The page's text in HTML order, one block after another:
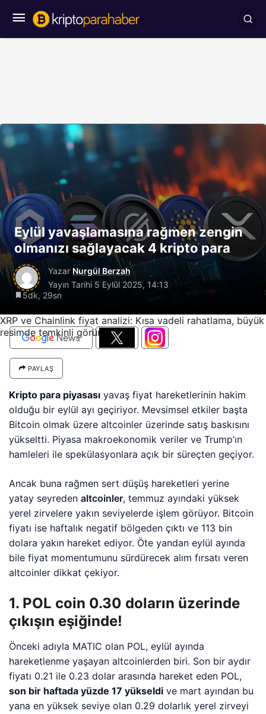
XRP ve Chainlink fiyat analizi: Kısa vadeli rahatlama, büyük
resimde temkinli görünüm
Eylül yavaşlamasına rağmen zengin
olmanızı sağlayacak 4 kripto para
YazarNurgül Berzah
Yayın Tarihi 5 Eylül 2025, 14:13
5dk, 29sn
PAYLAŞ
Kripto para piyasası yavaş fiyat hareketlerinin hakim
olduğu bir eylül ayı geçiriyor. Mevsimsel etkiler başta
Bitcoin olmak üzere altcoinler üzerinde satış baskısını
yükseltti. Piyasa makroekonomik veriler ve Trump’ın
hamleleri ile spekülasyonlara açık bir süreçten geçiyor.
Ancak buna rağmen sert düşüş hareketleri yerine
yatay seyredenaltcoinler, temmuz ayındaki yüksek
yerel zirvelere yakın seviyelerde işlem görüyor. Bitcoin
fiyatı ise haftalık negatif bölgeden çıktı ve 113 bin
dolara yakın hareket ediyor. Öte yandan eylül ayında
bile fiyat momentumunu sürdürecek alım fırsatı veren
altcoinler dikkat çekiyor.
1. POL coin 0.30 doların üzerinde
çıkışın eşiğinde!
Önceki adıyla MATIC olan POL, eylül ayında
hareketlenme yaşayan altcoinlerden biri. Son bir aydır
fiyatı 0.21 ile 0.23 dolar arasında hareket eden POL,
son bir haftada yüzde 17 yükseldi ve mart ayından bu
yana en yüksek seviye olan 0.29 dolarlık yerel zirveyi